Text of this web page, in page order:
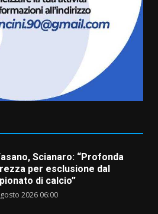
del Minareto e la prima
de “L’Albergo
Il rapimento”
2026 06:15
Musica di
nuovo
con “Fasano in
Scianaro: “Profonda
per esclusione dal
di calcio”
2026 06:00